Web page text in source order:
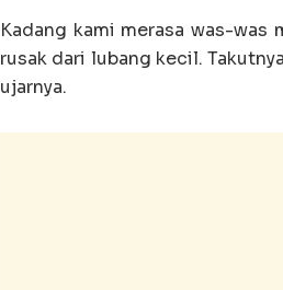
Kadang kami merasa was-
rusak dari lubang kecil.
ujarnya.